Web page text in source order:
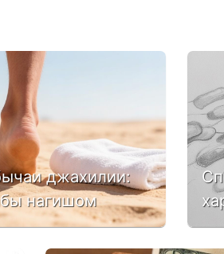
джахилии:
нагишом